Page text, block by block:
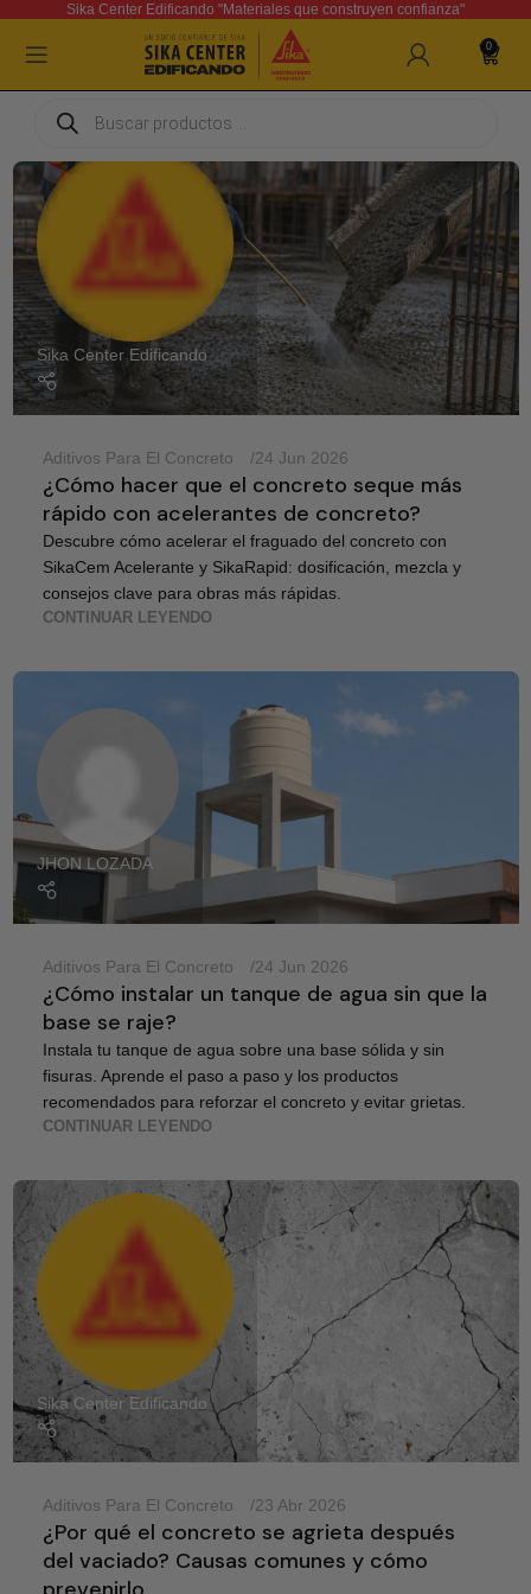
Sika Center Edificando "Materiales que construyen confianza"
0
Sika Center Edificando
Aditivos Para El Concreto 24 Jun 2026
¿Cómo hacer que el concreto seque más
rápido con acelerantes de concreto?
Descubre cómo acelerar el fraguado del concreto con
SikaCem Acelerante y SikaRapid: dosificación, mezcla y
consejos clave para obras más rápidas.
CONTINUAR LEYENDO
JHON LOZADA
Aditivos Para El Concreto 24 Jun 2026
¿Cómo instalar un tanque de agua sin que la
base se raje?
Instala tu tanque de agua sobre una base sólida y sin
fisuras. Aprende el paso a paso y los productos
recomendados para reforzar el concreto y evitar grietas.
CONTINUAR LEYENDO
Sika Center Edificando
Aditivos Para El Concreto 23 Abr 2026
¿Por qué el concreto se agrieta después
del vaciado? Causas comunes y cómo